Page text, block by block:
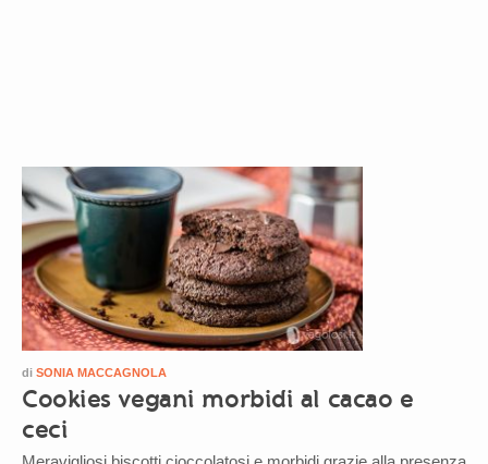
di SONIA MACCAGNOLA
Cookies vegani morbidi al cacao e
ceci